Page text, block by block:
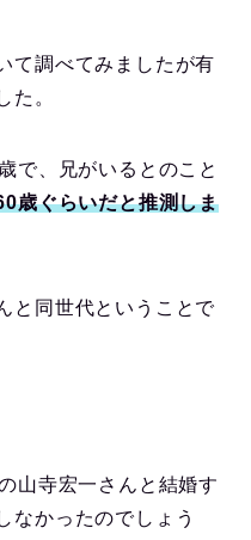
て調べてみましたが有
た。
で、兄がいるとのこと
歳ぐらいだと推測しま
と同世代ということで
山寺宏一さんと結婚す
なかったのでしょう